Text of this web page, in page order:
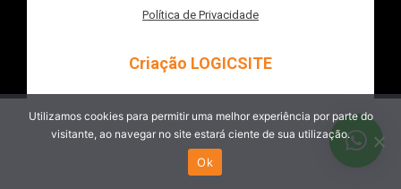
Política de Privacidade
Criação LOGICSITE
Utilizamos cookies para permitir uma melhor experiência por parte do
visitante, ao navegar no site estará ciente de sua utilização.
Ok